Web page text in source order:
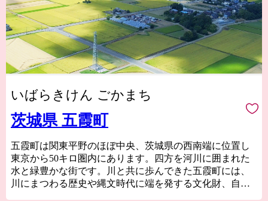
いばらきけん ごかまち
茨城県 五霞町
五霞町は関東平野のほぼ中央、茨城県の西南端に位置し
東京から50キロ圏内にあります。四方を河川に囲まれた
水と緑豊かな街です。川と共に歩んできた五霞町には、
川にまつわる歴史や縄文時代に端を発する文化財、自然